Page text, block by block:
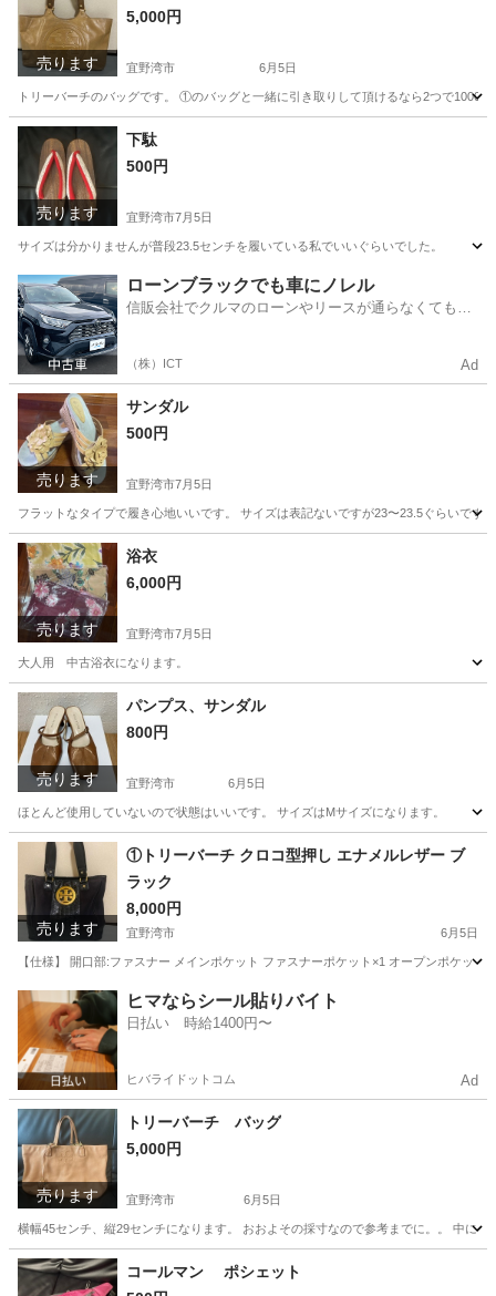
売ります
5,000円
宜野湾市 6月5日
トリーバーチのバッグです。 ①のバッグと一緒に引き取りして頂けるなら2つで10000
沖縄 宜野湾市 バッグ
売ります
下駄
500円
宜野湾市7月5日
サイズは分かりませんが普段23.5センチを履いている私でいいぐらいでした。
沖縄 宜野湾市 靴
ローンブラックでも車にノレル
信販会社でクルマのローンやリースが通らなくてもク
（株）ICT Ad
売ります
サンダル
500円
宜野湾市7月5日
フラットなタイプで履き心地いいです。 サイズは表記ないですが23〜23.5ぐらいです。
沖縄 宜野湾市
売ります
浴衣
6,000円
宜野湾市7月5日
大人用 中古浴衣になります。
沖縄 宜野湾市 着物 浴衣
売ります
パンプス、サンダル
800円
宜野湾市 6月5日
ほとんど使用していないので状態はいいです。 サイズはMサイズになります。
沖縄 宜野湾市 服/ファッション 状態
売ります
①トリーバーチ クロコ型押し エナメルレザー ブ
ラック
8,000円
宜野湾市 6月5日
【仕様】 開口部:ファスナー メインポケット ファスナーポケット×1 オープンポケッ
沖縄 宜野湾市 バッグ トリーバーチ
ヒマならシール貼りバイト
日払い 時給1400円〜
ヒバライドットコム Ad
売ります
トリーバーチ バッグ
5,000円
宜野湾市 6月5日
横幅45センチ、縦29センチになります。 おおよその採寸なので参考までに。。 中に
沖縄 宜野湾市 トリーバーチ
コールマン ポシェット